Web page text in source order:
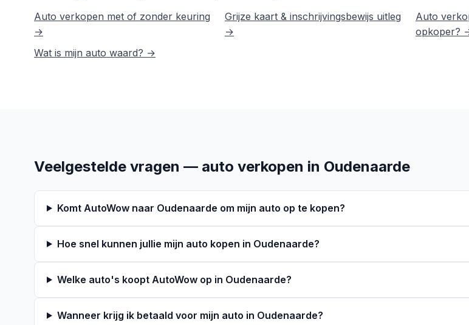
Auto verkopen met of zonder keuring
→
Grijze kaart & inschrijvingsbewijs uitleg
→
Auto
opkoper?
Wat is mijn auto waard? →
Veelgestelde vragen — auto verkopen in Oudenaarde
Komt AutoWow naar Oudenaarde om mijn auto op te kopen?
Hoe snel kunnen jullie mijn auto kopen in Oudenaarde?
Welke auto's koopt AutoWow op in Oudenaarde?
Wanneer krijg ik betaald voor mijn auto in Oudenaarde?